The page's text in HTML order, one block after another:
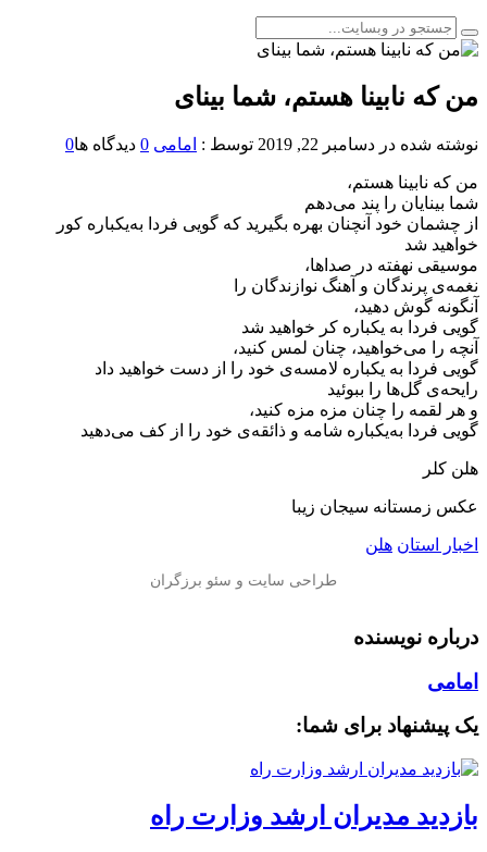
من که نابینا هستم، شما بینای
نوشته شده در دسامبر 22, 2019 توسط : امامی 0 دیدگاه ها0
من که نابینا هستم،
شما بینایان را پند می‌دهم
از چشمان خود آنچنان بهره بگیرید که گويى فردا به‌یکباره کور
خواهید شد
موسیقی نهفته در صداها،
نغمه‌ی پرندگان و آهنگ نوازندگان را
آنگونه گوش دهید،
گویی فردا به‌ یکباره کر خواهید شد
آنچه را می‌خواهید، چنان لمس کنید،
گویی فردا به‌ یکباره لامسه‌ی خود را از دست خواهید داد
رایحه‌ی گل‌ها را ببوئید
و هر لقمه را چنان مزه مزه کنید،
گویی فردا به‌یکباره شامه و ذائقه‌ی خود را از کف می‌دهید
هلن کلر
عکس زمستانه سیجان زیبا
اخبار استان هلن
درباره نویسنده
امامی
یک پیشنهاد برای شما:
بازدید مدیران ارشد وزارت راه